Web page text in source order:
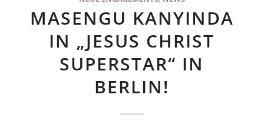
MASENGU KANYINDA
IN „JESUS CHRIST
SUPERSTAR“ IN
BERLIN!